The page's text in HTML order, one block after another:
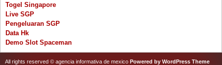
Togel Singapore
Live SGP
Pengeluaran SGP
Data Hk
Demo Slot Spaceman
All rights reserved © agencia informativa de mexico Powered by WordPress Theme